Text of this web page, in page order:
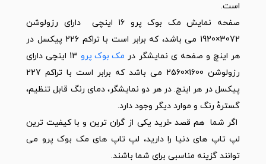
است.
صفحه نمایش مک بوک پرو 16 اینچی دارای رزولوشن
3072×1920 می باشد، که برابر است با تراکم 226 پیکسل در
هر اینچ و صفحه ی نمایشگر در مک بوک پرو
13 اینچی دارای
رزولوشن 1600×2560 می باشد که برابر است با تراکم 227
پیکسل در هر اینچ. در هر دو نمایشگر، دمای رنگ قابل تنظیم،
گسترهٔ رنگ و موارد دیگر وجود دارد.
اگر شما هم قصد خرید یکی از گران ترین و با کیفیت ترین
لپ تاپ های دنیا را دارید، لپ تاپ های مک بوک پرو می
توانند گزینه مناسبی برای شما باشند.